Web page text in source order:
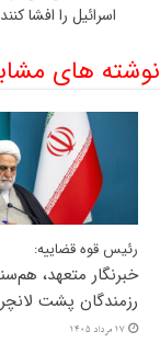
اسرائیل را افشا کنند
نوشته های
رئیس قوه قضاییه:
خبرنگار متعهد،
رزمندگان پشت
17 مرداد 1405